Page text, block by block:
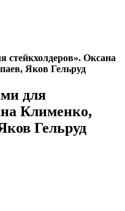
стейкхолдеров». Оксана
Яков Гельруд
для
Клименко,
Гельруд